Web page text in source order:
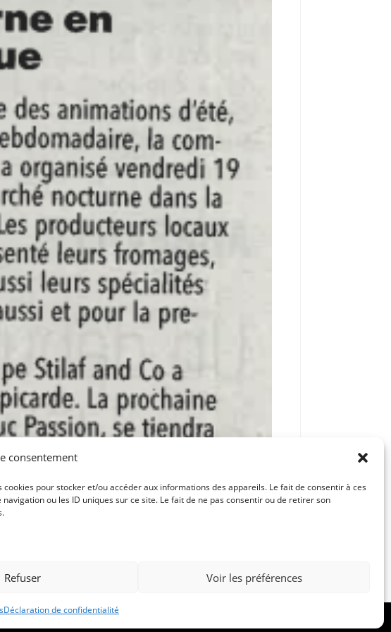
consentement
pour stocker et/ou accéder aux informations des appareils. Le fait de consentir à ces
ou les ID uniques sur ce site. Le fait de ne pas consentir ou de retirer son
Refuser Voir les préférences
Déclaration de confidentialité
|politique de confidentialité